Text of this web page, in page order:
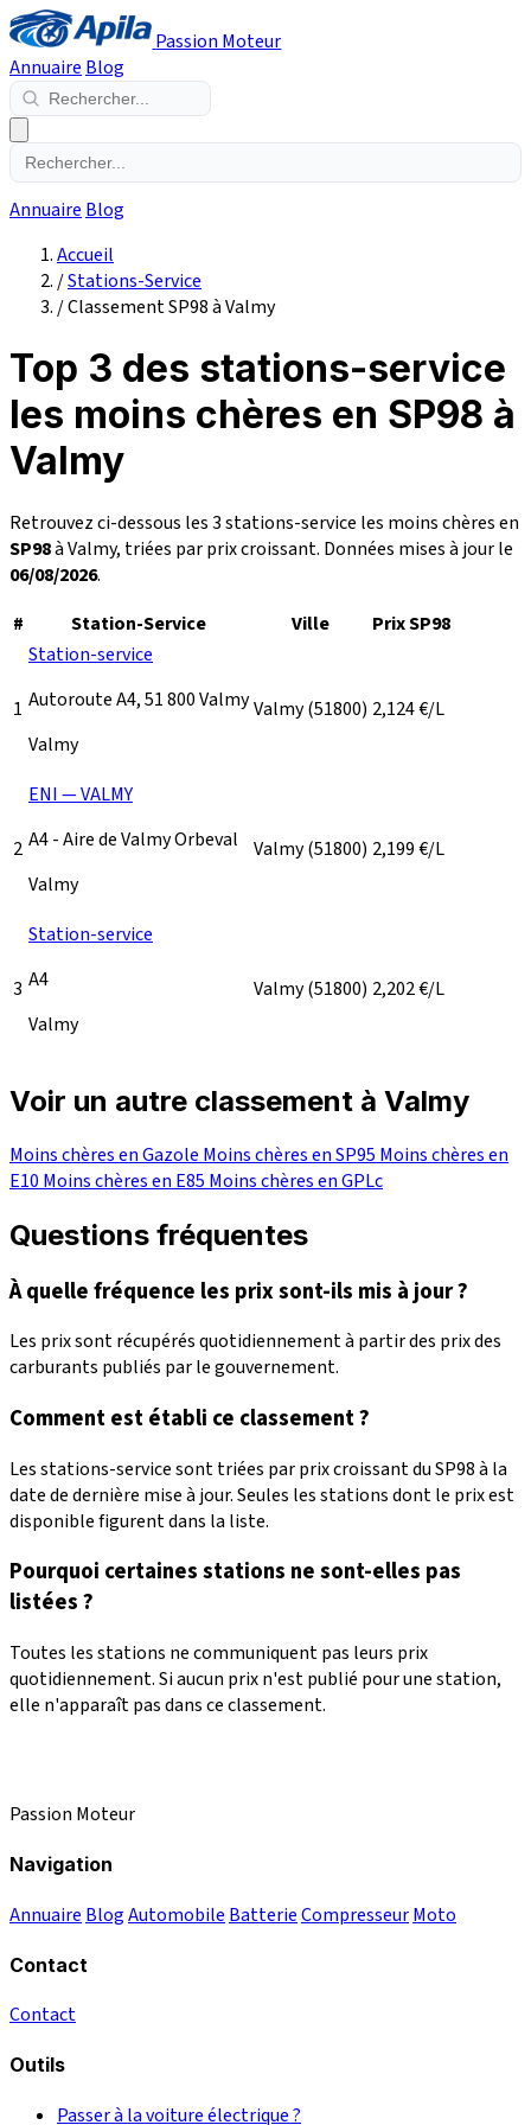
Passion Moteur
Annuaire Blog
Annuaire Blog
Accueil
/Stations-Service
/Classement SP98 à Valmy
Top 3 des stations-service
les moins chères en SP98 à
Valmy
Retrouvez ci-dessous les 3 stations-service les moins chères en
SP98à Valmy, triées par prix croissant. Données mises à jour le
06/08/2026.
#
Station-Service Ville Prix SP98
1
Station-service
Autoroute A4, 51 800 Valmy
Valmy
Valmy(51800) 2,124€/L
2
ENI — VALMY
A4 - Aire de Valmy Orbeval
Valmy
Valmy(51800) 2,199€/L
3
Station-service
A4
Valmy
Valmy(51800) 2,202€/L
Voir un autre classement à Valmy
Moins chères en Gazole Moins chères en SP95 Moins chères en
E10 Moins chères en E85 Moins chères en GPLc
Questions fréquentes
À quelle fréquence les prix sont-ils mis à jour ?
Les prix sont récupérés quotidiennement à partir des prix des
carburants publiés par le gouvernement.
Comment est établi ce classement ?
Les stations-service sont triées par prix croissant du SP98 à la
date de dernière mise à jour. Seules les stations dont le prix est
disponible figurent dans la liste.
Pourquoi certaines stations ne sont-elles pas
listées ?
Toutes les stations ne communiquent pas leurs prix
quotidiennement. Si aucun prix n'est publié pour une station,
elle n'apparaît pas dans ce classement.
Passion Moteur
Navigation
Annuaire BlogAutomobile BatterieCompresseurMoto
Contact
Contact
Outils
Passer à la voiture électrique ?